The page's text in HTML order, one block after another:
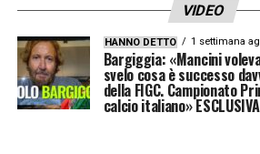
VIDEO
HANNO DETTO 1 settimana
Bargiggia: «Mancini
svelo cosa è successo
della FIGC. Campionato
calcio italiano»